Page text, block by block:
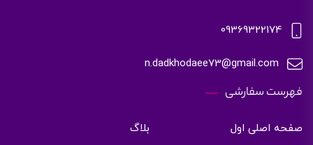
09369322174
n.dadkhodaee73@gmail.com
فهرست سفارشی
صفحه اصلی اول بلاگ